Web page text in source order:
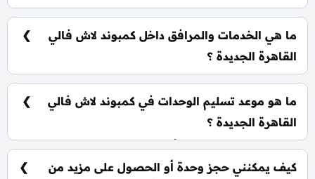
يمكنك حجز وحدتك بدفع مقدم 5% فقط، كما يتم تقسيط
الباقي على فترة تصل إلي 8 سنوات بدون أي فوائد.
ما هي الخدمات والمرافق داخل كمبوند لاش فالي
القاهرة الجديدة ؟
يشمل الكمبوند مساحات خضراء واسعة، بحيرات صناعية،
نادي اجتماعي، مناطق ترفيهية للأطفال، حمامات سباحة،
ومناطق تجارية.
ما هو موعد تسليم الوحدات في كمبوند لاش فالي
القاهرة الجديدة ؟
يتم تسليم الوحدات خلال أربع سنوات من تاريخ التعاقد، مع
إمكانية التسليم نصف تشطيب أو تشطيب كامل حسب
رغبة العميل.
كيف يمكنني حجز وحدة أو الحصول على مزيد من